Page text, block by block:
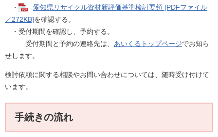
・
愛知県リサイクル資材新評価基準検討要領 [PDFファイル
／272KB]を確認する。
・受付期間を確認し、予約する。
受付期間と予約の連絡先は、 あいくるトップページでお知ら
せします。
検討依頼に関する相談やお問い合わせについては、随時受け付けて
います。
手続きの流れ